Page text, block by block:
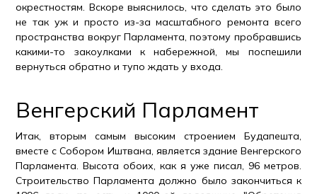
окрестностям. Вскоре выяснилось, что сделать это было
не так уж и просто из-за масштабного ремонта всего
пространства вокруг Парламента, поэтому пробравшись
какими-то закоулками к набережной, мы поспешили
вернуться обратно и тупо ждать у входа.
Венгерский Парламент
Итак, вторым самым высоким строением Будапешта,
вместе с Собором Иштвана, является здание Венгерского
Парламента. Высота обоих, как я уже писал, 96 метров.
Строительство Парламента должно было закончиться к